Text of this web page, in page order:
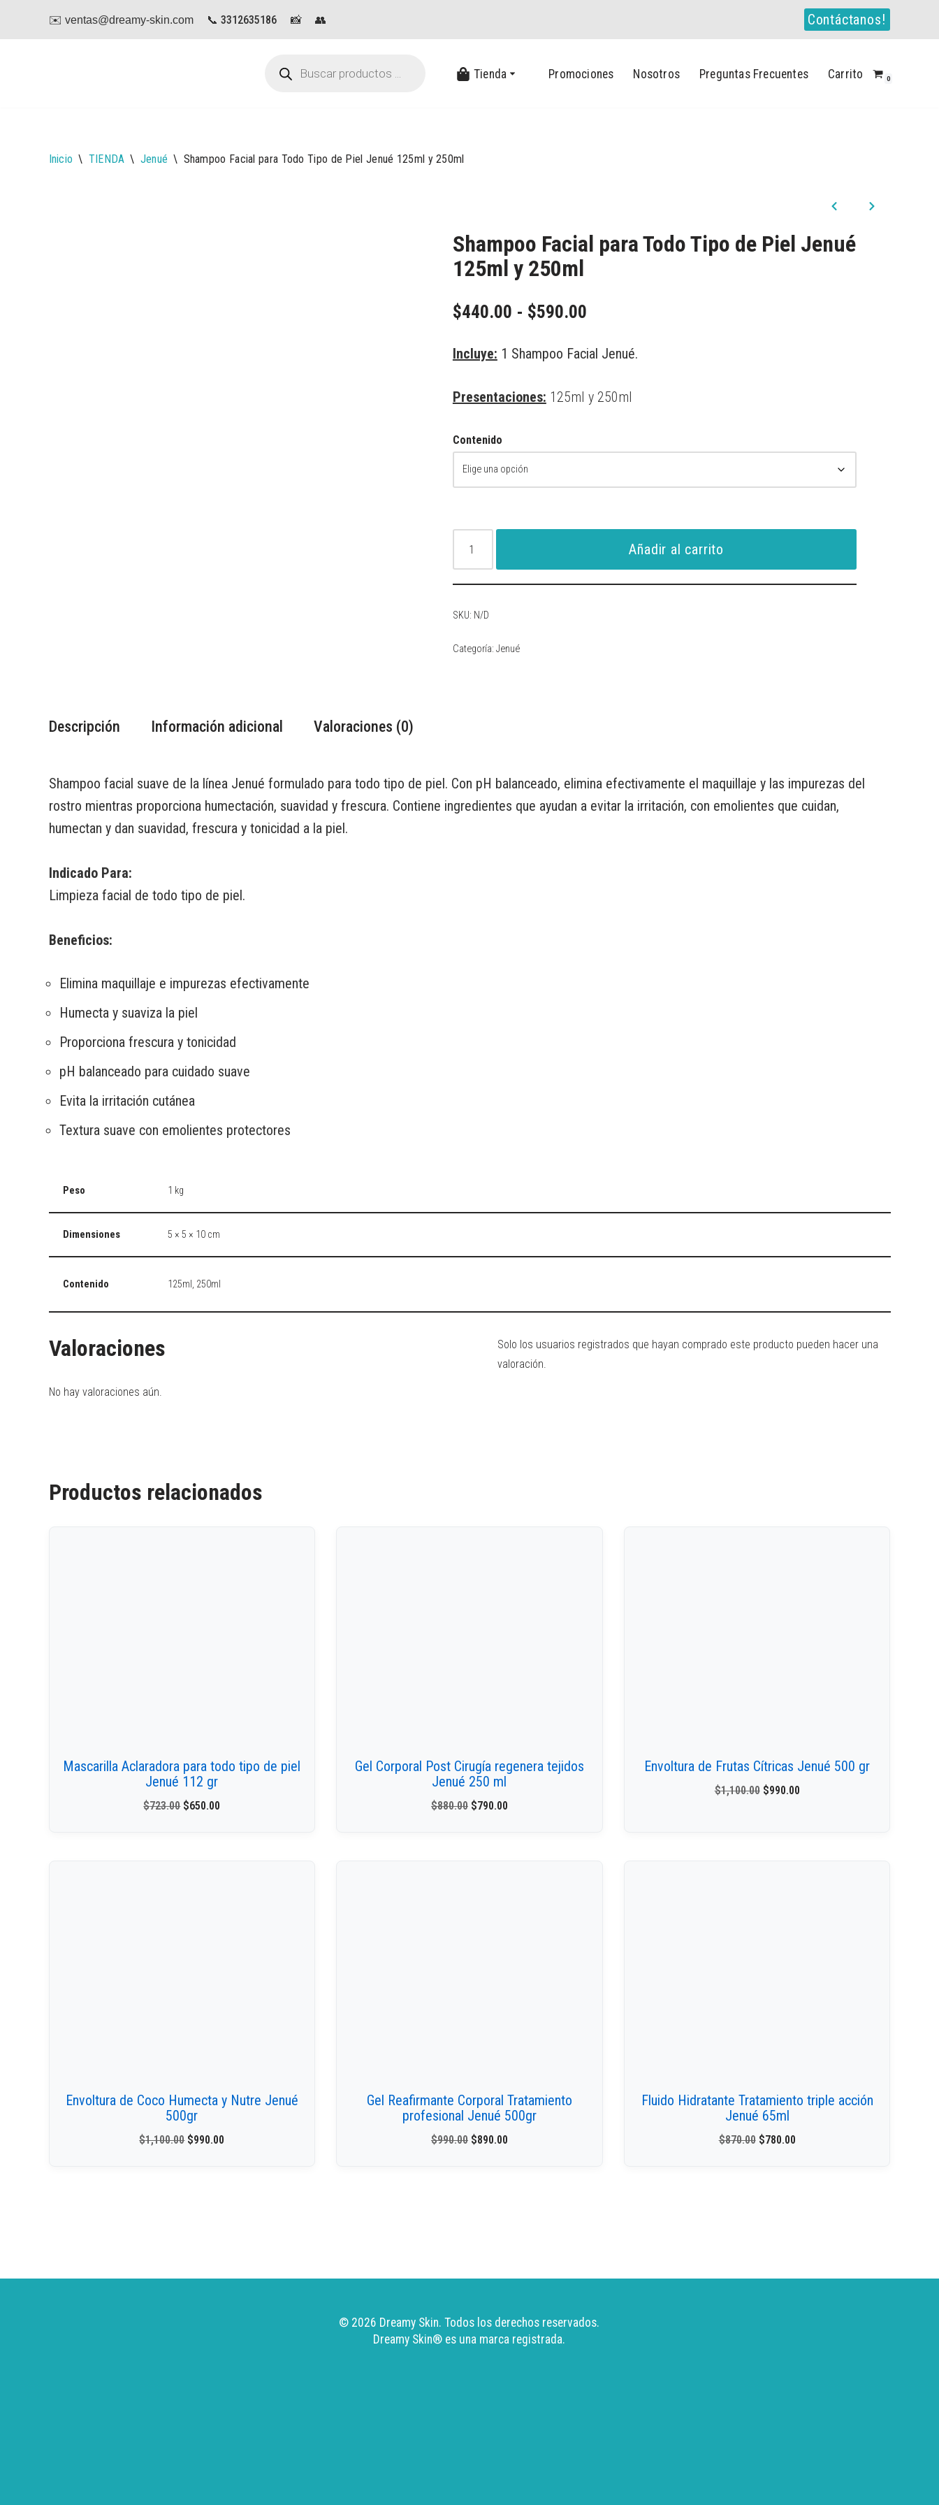
Saltar
✉️ ventas@dreamy-skin.com 📞 3312635186📸 👥 Contáctanos!
Tienda Promociones Nosotros Preguntas Frecuentes Carrito 0
Inicio \ TIENDA \ Jenué \ Shampoo Facial para Todo Tipo de Piel Jenué 125ml y 250ml
Shampoo Facial para Todo Tipo de Piel Jenué
125ml y 250ml
$440.00 - $590.00
Incluye: 1 Shampoo Facial Jenué.
Presentaciones: 125ml y 250ml
Contenido
Añadir al carrito
SKU: N/D
Categoría: Jenué
Descripción Información adicional Valoraciones (0)
Shampoo facial suave de la línea Jenué formulado para todo tipo de piel. Con pH balanceado, elimina efectivamente el maquillaje y las impurezas del
rostro mientras proporciona humectación, suavidad y frescura. Contiene ingredientes que ayudan a evitar la irritación, con emolientes que cuidan,
humectan y dan suavidad, frescura y tonicidad a la piel.
Indicado Para:
Limpieza facial de todo tipo de piel.
Beneficios:
Elimina maquillaje e impurezas efectivamente
Humecta y suaviza la piel
Proporciona frescura y tonicidad
pH balanceado para cuidado suave
Evita la irritación cutánea
Textura suave con emolientes protectores
Peso 1 kg
Dimensiones 5 × 5 × 10 cm
Contenido 125ml, 250ml
Valoraciones
No hay valoraciones aún.
Solo los usuarios registrados que hayan comprado este producto pueden hacer una
valoración.
Productos relacionados
Mascarilla Aclaradora para todo tipo de piel
Jenué 112 gr
$723.00 $650.00
Gel Corporal Post Cirugía regenera tejidos
Jenué 250 ml
$880.00 $790.00
Envoltura de Frutas Cítricas Jenué 500 gr
$1,100.00 $990.00
Envoltura de Coco Humecta y Nutre Jenué
500gr
$1,100.00 $990.00
Gel Reafirmante Corporal Tratamiento
profesional Jenué 500gr
$990.00 $890.00
Fluido Hidratante Tratamiento triple acción
Jenué 65ml
$870.00 $780.00
© 2026 Dreamy Skin. Todos los derechos reservados.
Dreamy Skin® es una marca registrada.